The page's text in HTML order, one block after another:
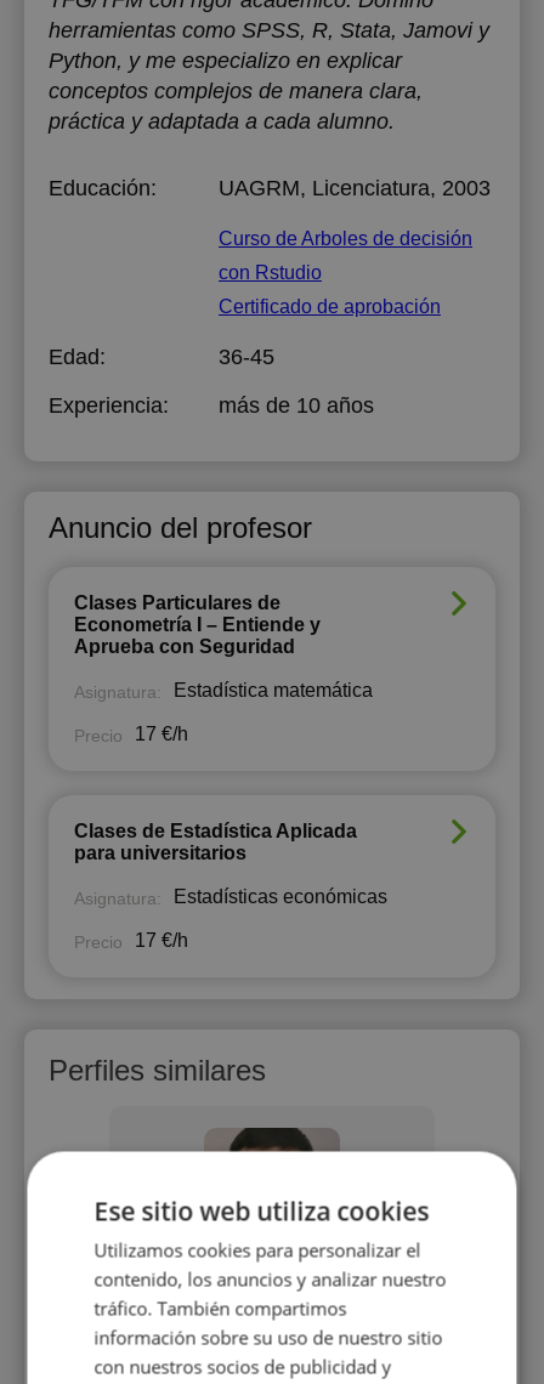
herramientas como SPSS, R, Stata, Jamovi y
Python, y me especializo en explicar
conceptos complejos de manera clara,
práctica y adaptada a cada alumno.
Educación: UAGRM, Licenciatura, 2003
Curso de Arboles de decisión
con Rstudio
Certificado de aprobación
Edad:
36-45
Experiencia:
más de 10 años
Anuncio del profesor
Clases Particulares de
Econometría I – Entiende y
Aprueba con Seguridad
Asignatura: Estadística matemática
Precio 17 €/h
Clases de Estadística Aplicada
para universitarios
Asignatura: Estadísticas económicas
Precio 17 €/h
Perfiles similares
Rafael Espelt Chouh
Graduado en ADE y responsable del
departamento financiero.
Ese sitio web utiliza cookies
Utilizamos cookies para personalizar el
contenido, los anuncios y analizar nuestro
tráfico. También compartimos
información sobre su uso de nuestro sitio
con nuestros socios de publicidad y